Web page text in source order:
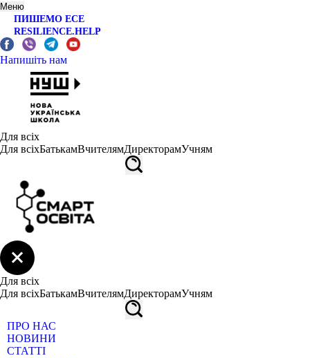
Меню
ПИШЕМО ЕСЕ
RESILIENCE.HELP
Напишіть нам
Для всіх
Для всіхБатькамВчителямДиректорамУчням
Для всіх
Для всіхБатькамВчителямДиректорамУчням
ПРО НАС
НОВИНИ
СТАТТІ